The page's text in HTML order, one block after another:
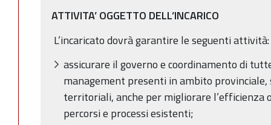
ATTIVITA’ OGGETTO DELL’INCARICO
L’incaricato dovrà garantire le seguenti attività:
assicurare il governo e coordinamento di
management presenti in ambito
territoriali, anche per migliorare
percorsi e processi esistenti;